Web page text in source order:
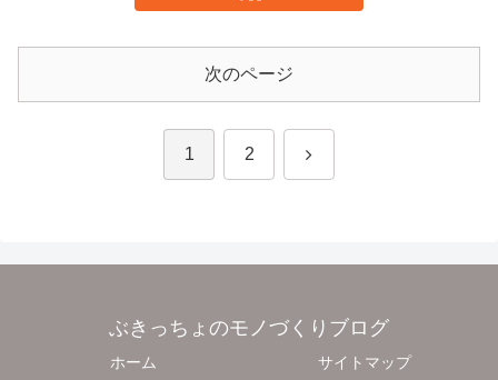
次のページ
1 2 次
ぶきっちょのモノづくりブログ
ホーム サイトマップ